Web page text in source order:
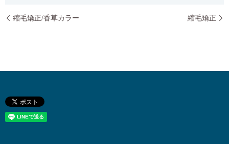
縮毛矯正/香草カラー 縮毛矯正